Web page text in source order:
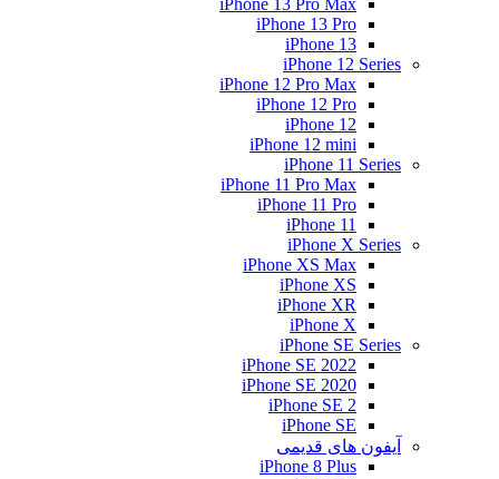
iPhone 13 Pro Max
iPhone 13 Pro
iPhone 13
iPhone 12 Series
iPhone 12 Pro Max
iPhone 12 Pro
iPhone 12
iPhone 12 mini
iPhone 11 Series
iPhone 11 Pro Max
iPhone 11 Pro
iPhone 11
iPhone X Series
iPhone XS Max
iPhone XS
iPhone XR
iPhone X
iPhone SE Series
iPhone SE 2022
iPhone SE 2020
iPhone SE 2
iPhone SE
آیفون های قدیمی
iPhone 8 Plus